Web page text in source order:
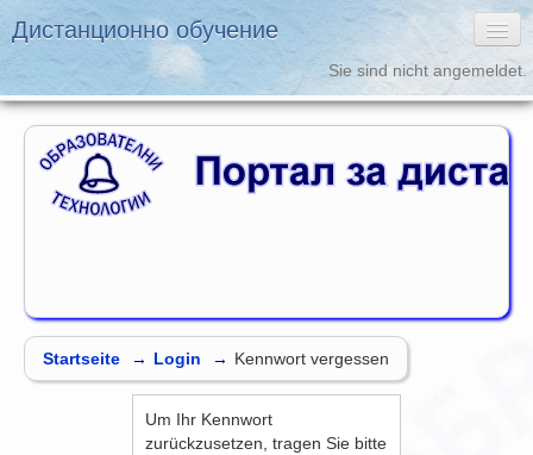
Дистанционно обучение
Sie sind nicht angemeldet.
Дистанционно обучение
Startseite → Login → Kennwort vergessen
Um Ihr Kennwort
zurückzusetzen, tragen Sie bitte